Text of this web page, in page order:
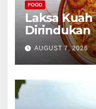
FOOD
Laksa
Dirindukan
AUGUST 7, 2026